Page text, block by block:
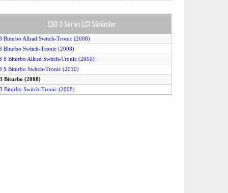
E90 3 Series LCI Sürümler
Biturbo Allrad Switch-Tronic (2008)
Biturbo Switch-Tronic (2008)
S Biturbo Allrad Switch-Tronic (2010)
S Biturbo Switch-Tronic (2010)
Biturbo (2008)
Biturbo Switch-Tronic (2008)